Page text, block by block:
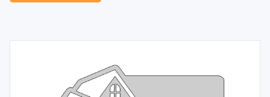
Automatizácia
materiál